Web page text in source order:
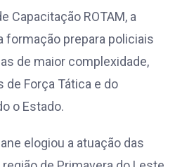
Capacitação ROTAM, a
formação prepara policiais
de maior complexidade,
Força Tática e do
o Estado.
elogiou a atuação das